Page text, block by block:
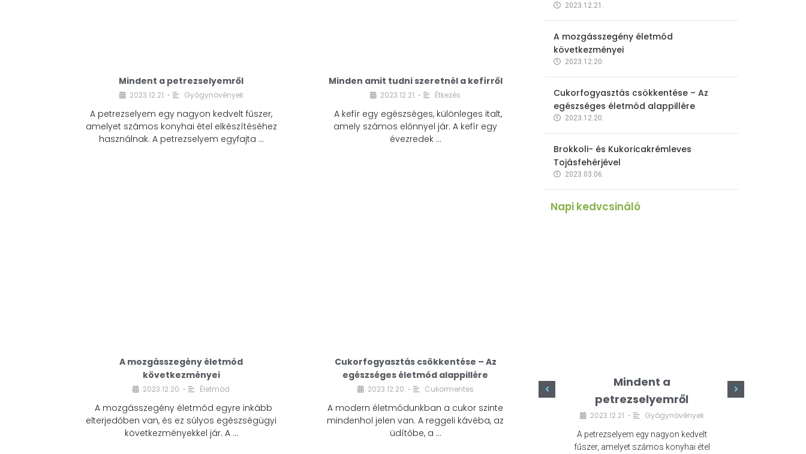
Mindent a petrezselyemről
2023.12.21. • Gyógynövények
A petrezselyem egy nagyon kedvelt fűszer,
amelyet számos konyhai étel elkészítéséhez
használnak. A petrezselyem egyfajta …
Minden amit tudni szeretnél a kefírről
2023.12.21. • Étkezés
A kefír egy egészséges, különleges italt,
amely számos előnnyel jár. A kefír egy
évezredek …
A mozgásszegény életmód
következményei
2023.12.20. • Életmód
A mozgásszegény életmód egyre inkább
elterjedőben van, és ez súlyos egészségügyi
következményekkel jár. A …
Cukorfogyasztás csökkentése – Az
egészséges életmód alappillére
2023.12.20. • Cukormentes
A modern életmódunkban a cukor szinte
mindenhol jelen van. A reggeli kávéba, az
üdítőbe, a …
2023.12.21.
A mozgásszegény életmód
következményei
2023.12.20.
Cukorfogyasztás csökkentése – Az
egészséges életmód alappillére
2023.12.20.
Brokkoli- és Kukoricakrémleves
Tojásfehérjével
2023.03.06.
Napi kedvcsináló
Cukorfogyasztás
egészséges életmód
alappillére
Mindent a
petrezselyemről
2023.12.21. • Gyógynövények
A petrezselyem egy nagyon kedvelt
fűszer, amelyet számos konyhai étel